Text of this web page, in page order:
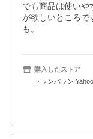
でも商品は使いや
が欲しいところで
も。
購入したストア
トランパラン